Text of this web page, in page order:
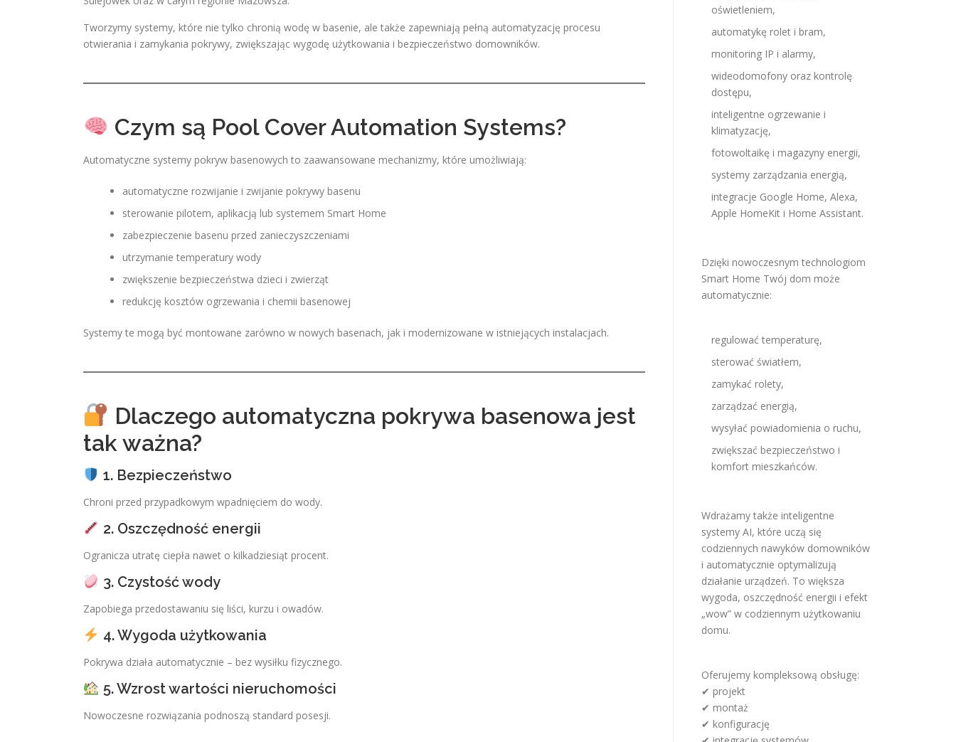
Tworzymy systemy, które nie tylko chronią wodę w basenie, ale także zapewniają pełną automatyzację procesu
otwierania i zamykania pokrywy, zwiększając wygodę użytkowania i bezpieczeństwo domowników.
Czym są Pool Cover Automation Systems?
Automatyczne systemy pokryw basenowych to zaawansowane mechanizmy, które umożliwiają:
automatyczne rozwijanie i zwijanie pokrywy basenu
sterowanie pilotem, aplikacją lub systemem Smart Home
zabezpieczenie basenu przed zanieczyszczeniami
utrzymanie temperatury wody
zwiększenie bezpieczeństwa dzieci i zwierząt
redukcję kosztów ogrzewania i chemii basenowej
Systemy te mogą być montowane zarówno w nowych basenach, jak i modernizowane w istniejących instalacjach.
Dlaczego automatyczna pokrywa basenowa jest
tak ważna?
1. Bezpieczeństwo
Chroni przed przypadkowym wpadnięciem do wody.
2. Oszczędność energii
Ogranicza utratę ciepła nawet o kilkadziesiąt procent.
3. Czystość wody
Zapobiega przedostawaniu się liści, kurzu i owadów.
4. Wygoda użytkowania
Pokrywa działa automatycznie – bez wysiłku fizycznego.
5. Wzrost wartości nieruchomości
Nowoczesne rozwiązania podnoszą standard posesji.
oświetleniem,
automatykę rolet i bram,
monitoring IP i alarmy,
wideodomofony oraz kontrolę
dostępu,
inteligentne ogrzewanie i
klimatyzację,
fotowoltaikę i magazyny energii,
systemy zarządzania energią,
integracje Google Home, Alexa,
Apple HomeKit i Home Assistant.
Dzięki nowoczesnym technologiom
Smart Home Twój dom może
automatycznie:
regulować temperaturę,
sterować światłem,
zamykać rolety,
zarządzać energią,
wysyłać powiadomienia o ruchu,
zwiększać bezpieczeństwo i
komfort mieszkańców.
Wdrażamy także inteligentne
systemy AI, które uczą się
codziennych nawyków domowników
i automatycznie optymalizują
działanie urządzeń. To większa
wygoda, oszczędność energii i efekt
„wow” w codziennym użytkowaniu
domu.
Oferujemy kompleksową obsługę:
✔ projekt
✔ montaż
✔ konfigurację